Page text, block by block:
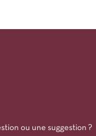
ou une suggestion ?